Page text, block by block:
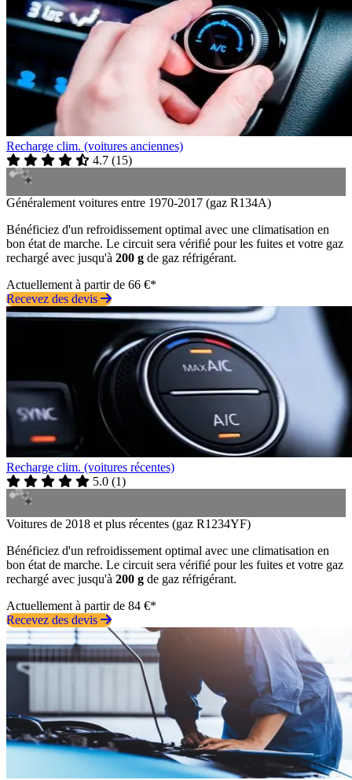
Recharge clim. (voitures anciennes)
4.7 (15)
Généralement voitures entre 1970-2017 (gaz R134A)
Bénéficiez d'un refroidissement optimal avec une climatisation en
bon état de marche. Le circuit sera vérifié pour les fuites et votre gaz
rechargé avec jusqu'à 200 g de gaz réfrigérant.
Actuellement à partir de 66 €*
Recevez des devis
Recharge clim. (voitures récentes)
5.0 (1)
Voitures de 2018 et plus récentes (gaz R1234YF)
Bénéficiez d'un refroidissement optimal avec une climatisation en
bon état de marche. Le circuit sera vérifié pour les fuites et votre gaz
rechargé avec jusqu'à 200 g de gaz réfrigérant.
Actuellement à partir de 84 €*
Recevez des devis